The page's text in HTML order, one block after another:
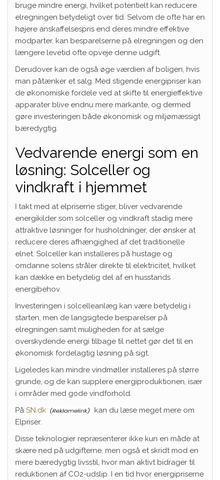
bruge mindre energi, hvilket potentielt kan reducere
elregningen betydeligt over tid. Selvom de ofte har en
højere anskaffelsespris end deres mindre effektive
modparter, kan besparelserne på elregningen og den
længere levetid ofte opveje denne udgift.
Derudover kan de også øge værdien af boligen, hvis
man påtænker et salg. Med stigende energipriser kan
de økonomiske fordele ved at skifte til energieffektive
apparater blive endnu mere markante, og dermed
gøre investeringen både økonomisk og miljømæssigt
bæredygtig.
Vedvarende energi som en
løsning: Solceller og
vindkraft i hjemmet
I takt med at elpriserne stiger, bliver vedvarende
energikilder som solceller og vindkraft stadig mere
attraktive løsninger for husholdninger, der ønsker at
reducere deres afhængighed af det traditionelle
elnet. Solceller kan installeres på hustage og
omdanne solens stråler direkte til elektricitet, hvilket
kan dække en betydelig del af en husstands
energibehov.
Investeringen i solcelleanlæg kan være betydelig i
starten, men de langsigtede besparelser på
elregningen samt muligheden for at sælge
overskydende energi tilbage til nettet gør det til en
økonomisk fordelagtig løsning på sigt.
Ligeledes kan mindre vindmøller installeres på større
grunde, og de kan supplere energiproduktionen, især
i områder med gode vindforhold.
På SN.dk
kan du læse meget mere om
Elpriser.
Disse teknologier repræsenterer ikke kun en måde at
skære ned på udgifterne, men også et skridt mod en
mere bæredygtig livsstil, hvor man aktivt bidrager til
reduktionen af CO2-udslip. I en tid hvor energipriserne